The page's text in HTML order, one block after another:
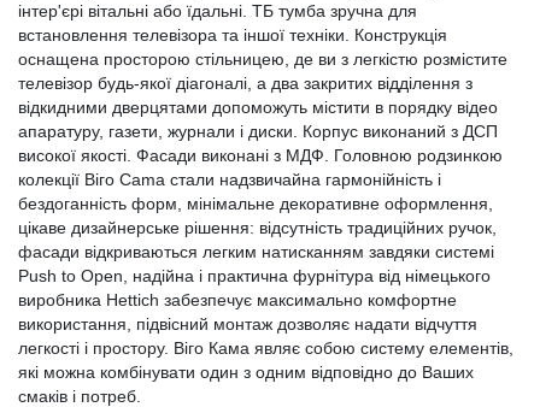
інтер'єрі вітальні або їдальні. ТБ тумба зручна для
встановлення телевізора та іншої техніки. Конструкція
оснащена просторою стільницею, де ви з легкістю розмістите
телевізор будь-якої діагоналі, а два закритих відділення з
відкидними дверцятами допоможуть містити в порядку відео
апаратуру, газети, журнали і диски. Корпус виконаний з ДСП
високої якості. Фасади виконані з МДФ. Головною родзинкою
колекції Віго Cama стали надзвичайна гармонійність і
бездоганність форм, мінімальне декоративне оформлення,
цікаве дизайнерське рішення: відсутність традиційних ручок,
фасади відкриваються легким натисканням завдяки системі
Push to Open, надійна і практична фурнітура від німецького
виробника Hettich забезпечує максимально комфортне
використання, підвісний монтаж дозволяє надати відчуття
легкості і простору. Віго Кама являє собою систему елементів,
які можна комбінувати один з одним відповідно до Ваших
смаків і потреб.